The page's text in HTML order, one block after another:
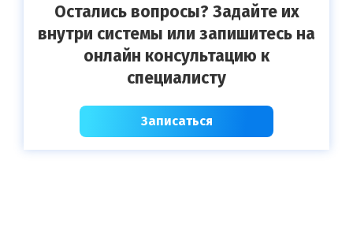
Остались вопросы? Задайте их
внутри системы или запишитесь на
онлайн консультацию к
специалисту
Записаться